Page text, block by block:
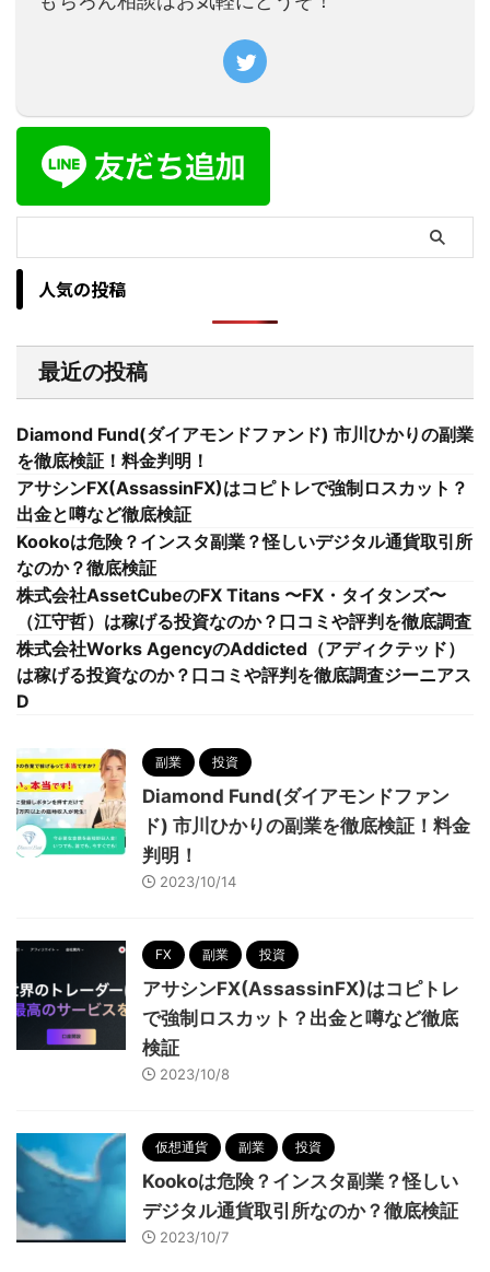
人気の投稿
最近の投稿
Diamond Fund(ダイアモンドファンド) 市川ひかりの副業
を徹底検証！料金判明！
アサシンFX(AssassinFX)はコピトレで強制ロスカット？
出金と噂など徹底検証
Kookoは危険？インスタ副業？怪しいデジタル通貨取引所
なのか？徹底検証
株式会社AssetCubeのFX Titans 〜FX・タイタンズ〜
（江守哲）は稼げる投資なのか？口コミや評判を徹底調査
株式会社Works AgencyのAddicted（アディクテッド）
は稼げる投資なのか？口コミや評判を徹底調査ジーニアス
D
副業 投資
Diamond Fund(ダイアモンドファン
ド) 市川ひかりの副業を徹底検証！料金
判明！
2023/10/14
FX 副業 投資
アサシンFX(AssassinFX)はコピトレ
で強制ロスカット？出金と噂など徹底
検証
2023/10/8
仮想通貨 副業 投資
Kookoは危険？インスタ副業？怪しい
デジタル通貨取引所なのか？徹底検証
2023/10/7